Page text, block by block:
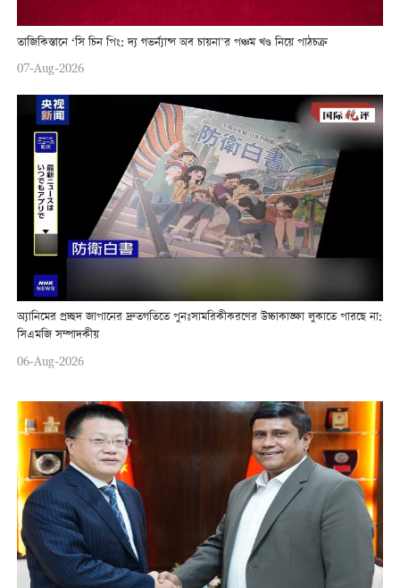
তাজিকিস্তানে ‘সি চিন পিং: দ্য গভর্ন্যান্স অব চায়না’র পঞ্চম খণ্ড নিয়ে পাঠচক্র
07-Aug-2026
অ্যানিমের প্রচ্ছদ জাপানের দ্রুতগতিতে পুনঃসামরিকীকরণের উচ্চাকাঙ্ক্ষা লুকাতে পারছে না:
সিএমজি সম্পাদকীয়
06-Aug-2026